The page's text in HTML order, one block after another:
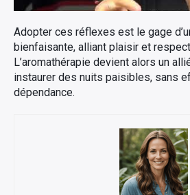
Adopter ces réflexes est le gage
bienfaisante, alliant plaisir et
L’aromathérapie devient alors un
instaurer des nuits paisibles, sans
dépendance.